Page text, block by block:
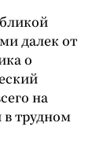
далек от
о
на
в трудном